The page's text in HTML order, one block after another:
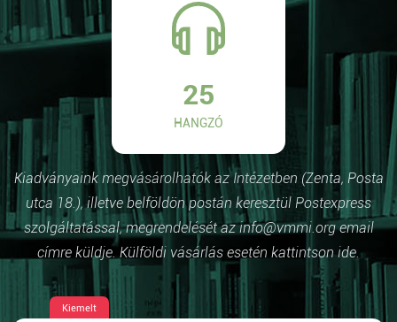
25
HANGZÓ
Kiadványaink megvásárolhatók az Intézetben (Zenta, Posta
utca 18.), illetve belföldön postán keresztül Postexpress
szolgáltatással, megrendelését az info@vmmi.org email
címre küldje. Külföldi vásárlás esetén kattintson ide.
Kiemelt